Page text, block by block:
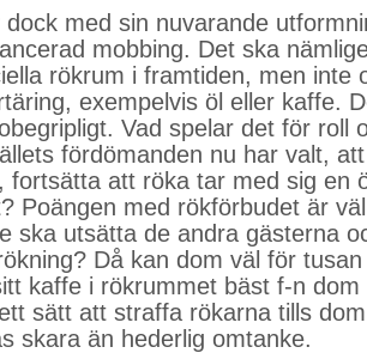
dock med sin nuvarande
mobbing. Det ska
rökrum i framtiden, men inte
exempelvis öl eller kaffe.
Vad spelar det för roll
fördömanden nu har valt,
fortsätta att röka tar med sig en
Poängen med rökförbudet är
ska utsätta de andra gästerna
Då kan dom väl för
kaffe i rökrummet bäst f-n dom
sätt att straffa rökarna tills
skara än hederlig omtanke.